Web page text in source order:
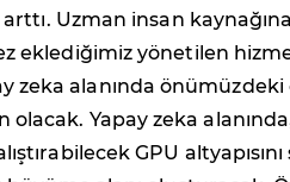
Uzman insan
eklediğimiz yönetilen
zeka alanında
olacak. Yapay zeka
GPU